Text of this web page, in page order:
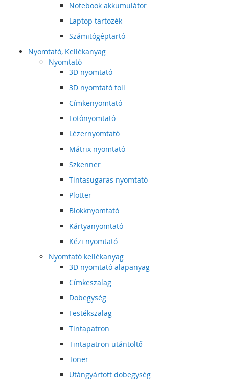
Notebook akkumulátor
Laptop tartozék
Számitógéptartó
Nyomtató, Kellékanyag
Nyomtató
3D nyomtató
3D nyomtató toll
Címkenyomtató
Fotónyomtató
Lézernyomtató
Mátrix nyomtató
Szkenner
Tintasugaras nyomtató
Plotter
Blokknyomtató
Kártyanyomtató
Kézi nyomtató
Nyomtató kellékanyag
3D nyomtató alapanyag
Címkeszalag
Dobegység
Festékszalag
Tintapatron
Tintapatron utántöltő
Toner
Utángyártott dobegység